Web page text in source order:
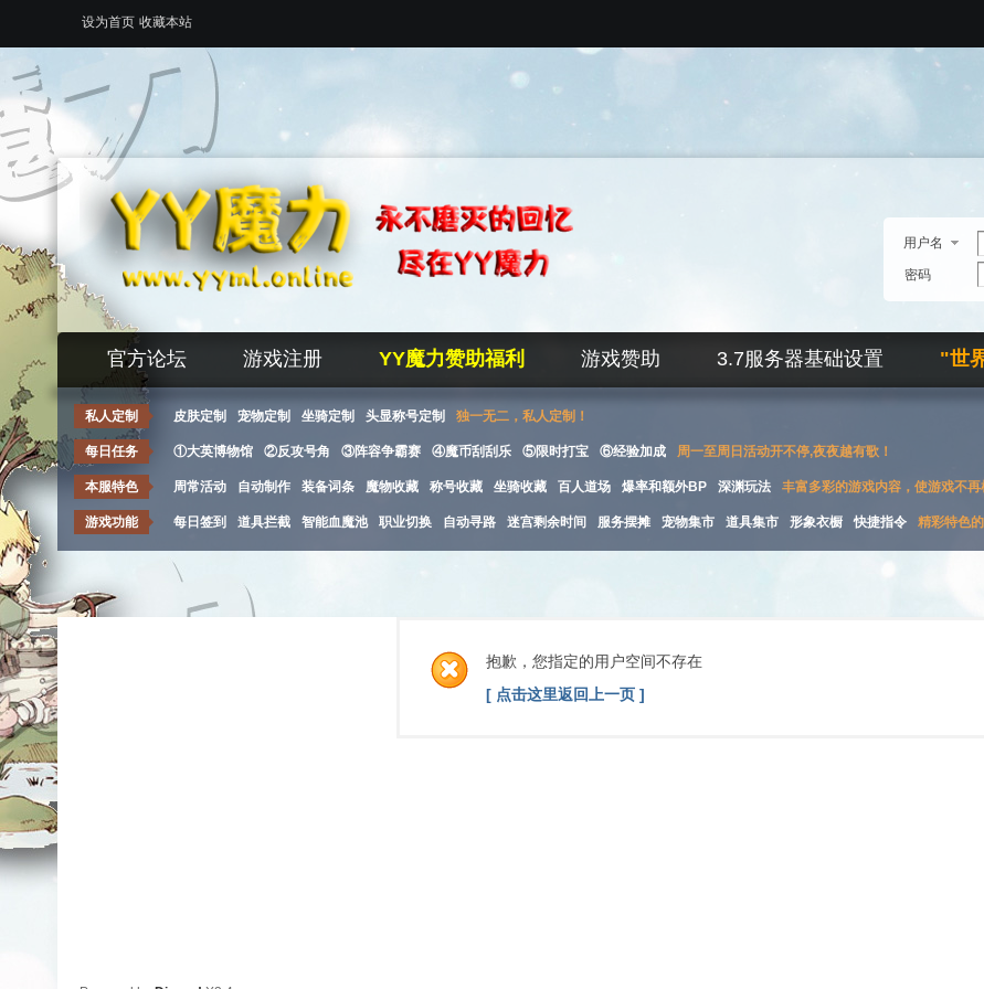
设为首页 收藏本站
用户名
密码
官方论坛 游戏注册 YY魔力赞助福利 游戏赞助 3.7服务器基础设置 "世
私人定制 皮肤定制 宠物定制 坐骑定制 头显称号定制 独一无二，私人定制！
每日任务 ①大英博物馆 ②反攻号角 ③阵容争霸赛 ④魔币刮刮乐 ⑤限时打宝 ⑥经验加成 周一至周日活动开不停,夜夜越有歌！
本服特色 周常活动 自动制作 装备词条 魔物收藏 称号收藏 坐骑收藏 百人道场 爆率和额外BP 深渊玩法 丰富多彩的游戏内容，使游戏不再
游戏功能 每日签到 道具拦截 智能血魔池 职业切换 自动寻路 迷宫剩余时间 服务摆摊 宠物集市 道具集市 形象衣橱 快捷指令 精彩特色
抱歉，您指定的用户空间不存在
[ 点击这里返回上一页 ]